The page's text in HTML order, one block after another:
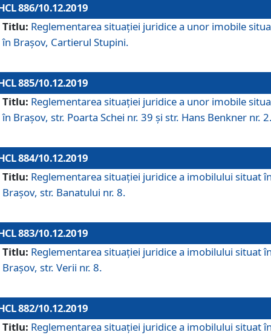
886/10.12.2019
Titlu: Reglementarea situaţiei juridice a unor imobile
în Braşov, Cartierul Stupini.
885/10.12.2019
Titlu: Reglementarea situației juridice a unor imobile
în Brașov, str. Poarta Schei nr. 39 și str. Hans Benkner nr.
884/10.12.2019
Titlu: Reglementarea situației juridice a imobilului situat
Brașov, str. Banatului nr. 8.
883/10.12.2019
Titlu: Reglementarea situației juridice a imobilului situat
Brașov, str. Verii nr. 8.
882/10.12.2019
Titlu: Reglementarea situației juridice a imobilului situat